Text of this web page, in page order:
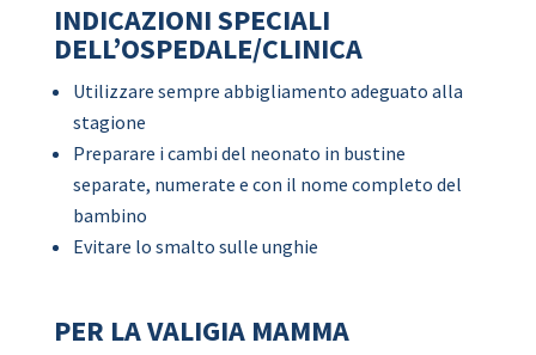
INDICAZIONI SPECIALI
DELL’OSPEDALE/CLINICA
Utilizzare sempre abbigliamento adeguato alla
stagione
Preparare i cambi del neonato in bustine
separate, numerate e con il nome completo del
bambino
Evitare lo smalto sulle unghie
PER LA VALIGIA MAMMA